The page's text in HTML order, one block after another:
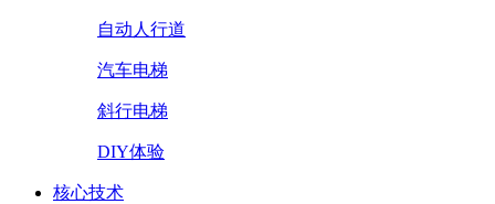
自动人行道
汽车电梯
斜行电梯
DIY体验
核心技术